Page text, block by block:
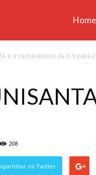
Unisanta
Home
é o carnavalesco da X-9 para
208
no Twitter